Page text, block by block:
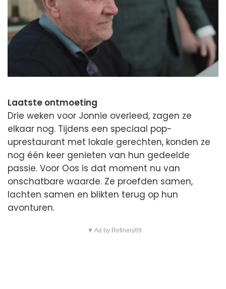
Laatste ontmoeting
Drie weken voor Jonnie overleed, zagen ze
elkaar nog. Tijdens een speciaal pop-
uprestaurant met lokale gerechten, konden ze
nog één keer genieten van hun gedeelde
passie. Voor Oos is dat moment nu van
onschatbare waarde. Ze proefden samen,
lachten samen en blikten terug op hun
avonturen.
▼ Ad by Refinery89